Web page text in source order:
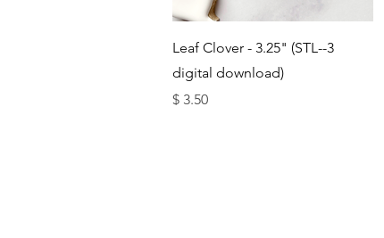
תצוגה מהירה
3-Leaf Clover - 3.25" (STL-
digital download)
מחיר